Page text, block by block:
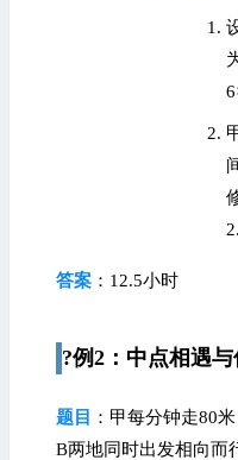
答案：12.5小时
?例2：中点相遇与
题目
：甲每分钟走80
B两地同时出发相向而